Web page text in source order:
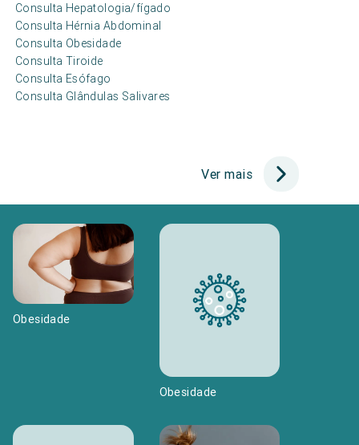
Consulta Hepatologia/fígado
Consulta Hérnia Abdominal
Consulta Obesidade
Consulta Tiroide
Consulta Esófago
Consulta Glândulas Salivares
Ver mais
Obesidade
Obesidade